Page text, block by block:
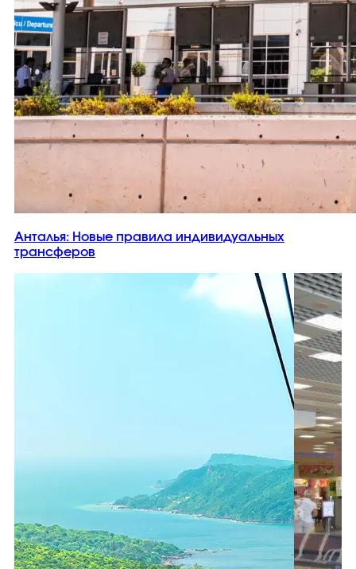
Анталья: Новые правила индивидуальных
трансферов